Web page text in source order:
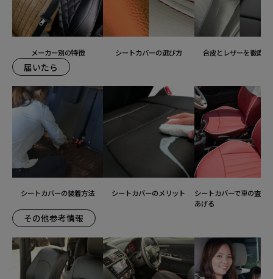
メーカー別の特徴 シートカバーの選び方 合皮とレザーを徹底比
届いたら
シートカバーの装着方法 シートカバーのメリット
シートカバーで車の査定
あげる
その他参考情報